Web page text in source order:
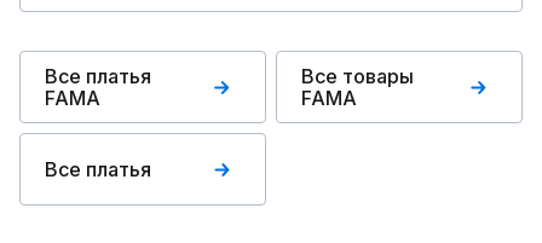
Все платья
FAMA
Все товары
FAMA
Все платья